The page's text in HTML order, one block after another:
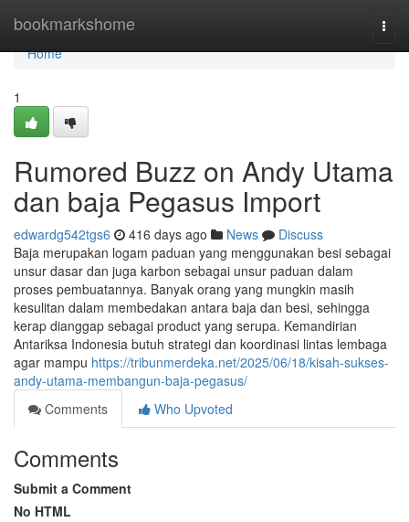
bookmarkshome
Home
Home
1
Rumored Buzz on Andy Utama
dan baja Pegasus Import
edwardg542tgs6 416 days ago News
Discuss
Baja merupakan logam paduan yang menggunakan besi sebagai
unsur dasar dan juga karbon sebagai unsur paduan dalam
proses pembuatannya. Banyak orang yang mungkin masih
kesulitan dalam membedakan antara baja dan besi, sehingga
kerap dianggap sebagai product yang serupa. Kemandirian
Antariksa Indonesia butuh strategi dan koordinasi lintas lembaga
agar mampu https://tribunmerdeka.net/2025/06/18/kisah-sukses-
andy-utama-membangun-baja-pegasus/
Comments
Who Upvoted
Comments
Submit a Comment
No HTML